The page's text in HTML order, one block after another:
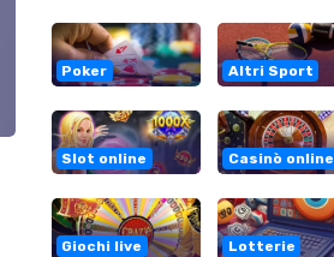
Poker Altri Sport
Slot online Casinò online
Giochi live Lotterie